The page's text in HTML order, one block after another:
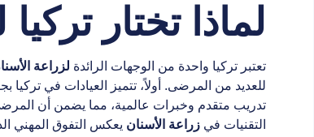
لماذا تختار
تعتبر تركيا واحدة من الوجهات الرائدة لزراعة
للعديد من المرضى. أولاً، تتميز العيادات في
تدريب متقدم وخبرات عالمية، مما يضمن أن
التقنيات في زراعة الأسنان يعكس التفوق المهني